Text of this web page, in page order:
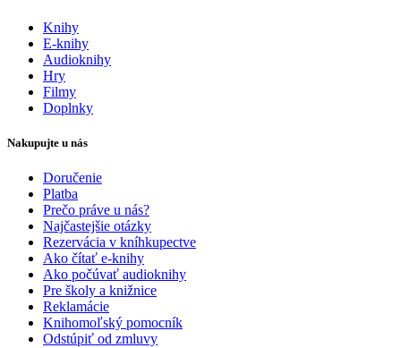
Knihy
E-knihy
Audioknihy
Hry
Filmy
Doplnky
Nakupujte u nás
Doručenie
Platba
Prečo práve u nás?
Najčastejšie otázky
Rezervácia v kníhkupectve
Ako čítať e-knihy
Ako počúvať audioknihy
Pre školy a knižnice
Reklamácie
Knihomoľský pomocník
Odstúpiť od zmluvy